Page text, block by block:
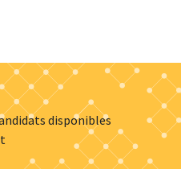
disponibles